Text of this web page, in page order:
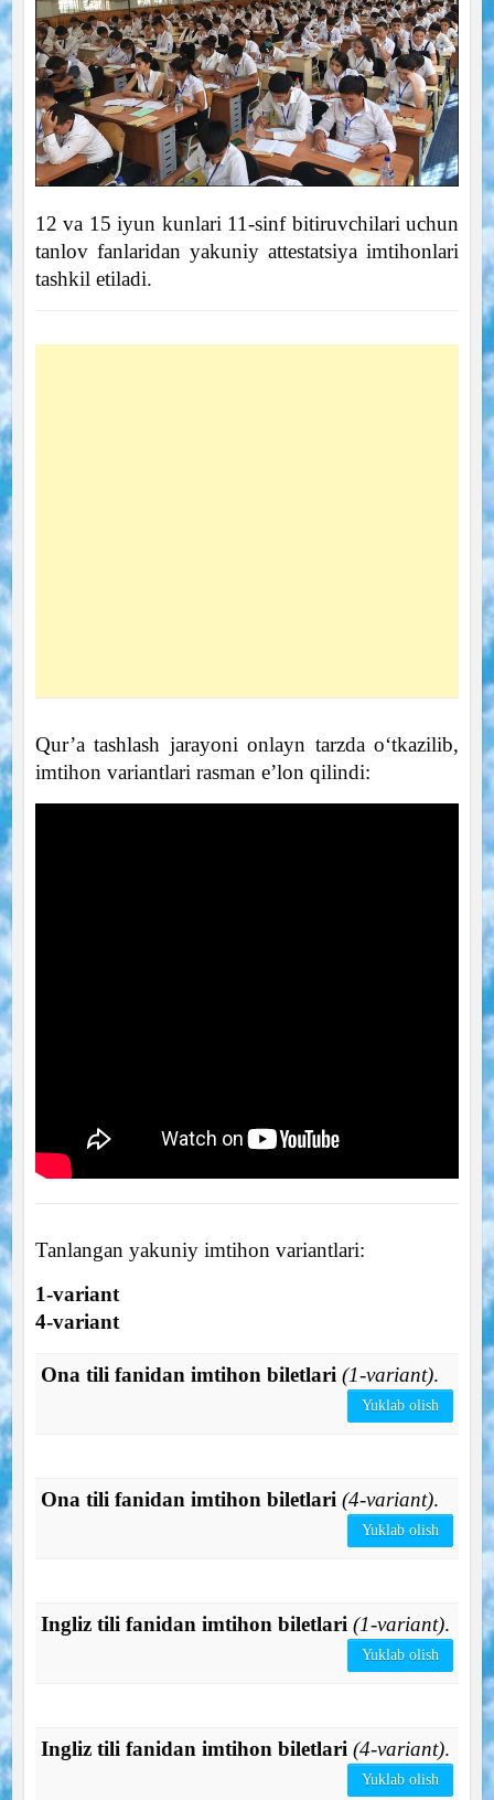
12 va 15 iyun kunlari 11-sinf bitiruvchilari uchun
tanlov fanlaridan yakuniy attestatsiya imtihonlari
tashkil etiladi.
Qur’a tashlash jarayoni onlayn tarzda o‘tkazilib,
imtihon variantlari rasman e’lon qilindi:
Tanlangan yakuniy imtihon variantlari:
1-variant
4-variant
Ona tili fanidan imtihon biletlari (1-variant).
Yuklab olish
Ona tili fanidan imtihon biletlari (4-variant).
Yuklab olish
Ingliz tili fanidan imtihon biletlari (1-variant).
Yuklab olish
Ingliz tili fanidan imtihon biletlari (4-variant).
Yuklab olish